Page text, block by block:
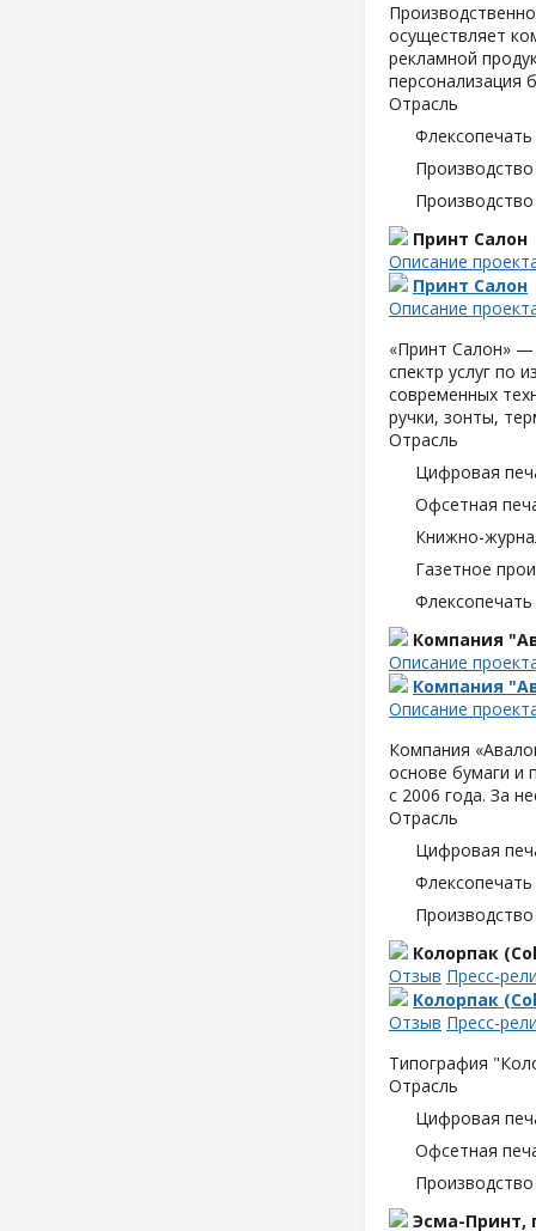
осуществляет
рекламной
персонализация
Отрасль
Принт Салон
Описание
Принт Салон
Описание
«Принт Салон» —
спектр услуг по
современных
ручки, зонты,
Отрасль
Цифровая
Офсетная
Книжно-
Газетное
Компания
Описание
Компания
Описание
Компания
основе бумаги и
с 2006 года. За
Отрасль
Цифровая
Колорпак
Отзыв Пресс-
Колорпак
Отзыв Пресс-
Типография
Отрасль
Цифровая
Офсетная
Эсма-Принт,